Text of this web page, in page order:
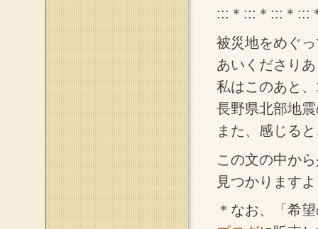
:::＊:::＊:::＊:::
被災地をめぐ
あいくださり
私はこのあと
長野県北部地
また、感じる
この文の中か
見つかります
＊なお、「希